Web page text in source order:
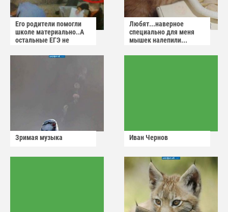
Его родители помогли
школе материально..А
остальные ЕГЭ не
Любят...наверное
специально для меня
мышек налепили...
Зримая музыка Иван Чернов